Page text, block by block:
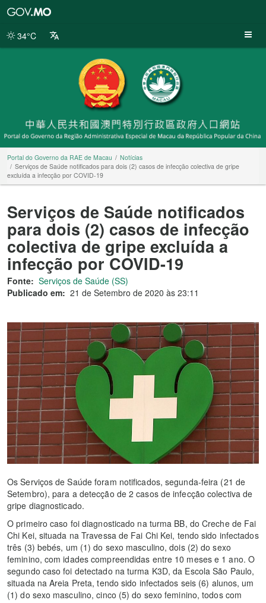
da
34°C
Portal do Governo da RAE de Macau
Notícias
Serviços de Saúde notificados para dois (2) casos de infecção colectiva de gripe
excluída a infecção por COVID-19
Serviços de Saúde notificados
para dois (2) casos de infecção
colectiva de gripe excluída a
infecção por COVID-19
Fonte: Serviços de Saúde (SS)
Publicado em: 21 de Setembro de 2020 às 23:11
Os Serviços de Saúde foram notificados, segunda-feira (21 de
Setembro), para a detecção de 2 casos de infecção colectiva de
gripe diagnosticado.
O primeiro caso foi diagnosticado na turma BB, do Creche de Fai
Chi Kei, situada na Travessa de Fai Chi Kei, tendo sido infectados
três (3) bebés, um (1) do sexo masculino, dois (2) do sexo
feminino, com idades compreendidas entre 10 meses e 1 ano. O
segundo caso foi detectado na turma K3D, da Escola São Paulo,
situada na Areia Preta, tendo sido infectados seis (6) alunos, um
(1) do sexo masculino, cinco (5) do sexo feminino, todos com